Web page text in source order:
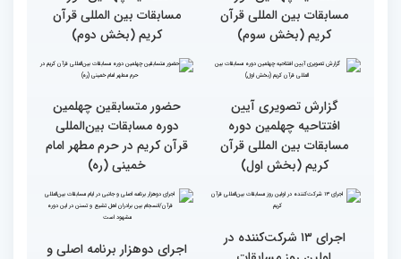
گزارش تصویری آیین
افتتاحیه چهلمین دوره
مسابقات بین المللی قرآن
کریم (بخش سوم)
گزارش تصویری آیین
افتتاحیه چهلمین دوره
مسابقات بین المللی قرآن
کریم (بخش دوم)
گزارش تصویری آیین
افتتاحیه چهلمین دوره
مسابقات بین المللی قرآن
کریم (بخش اول)
حضور متسابقین چهلمین
دوره مسابقات بین‌المللی
قرآن کریم در حرم مطهر امام